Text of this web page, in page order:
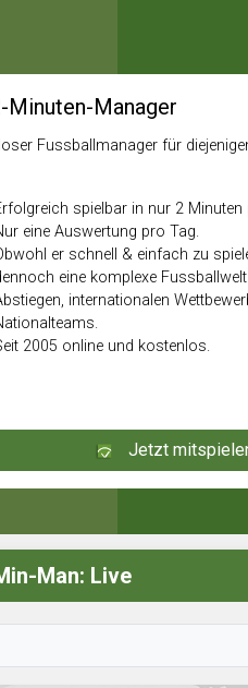
Minuten-Manager
Fussballmanager für
spielbar in nur 2 Minuten
eine Auswertung pro Tag.
er schnell & einfach zu
eine komplexe
internationalen
2005 online und kostenlos.
Jetzt
Man: Live